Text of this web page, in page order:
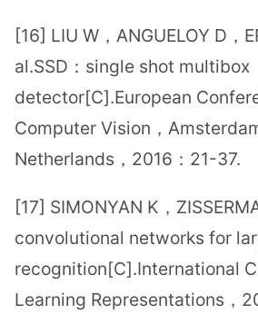
[16] LIU W，ANGUELOY D，
al.SSD：single shot multibox
detector[C].European
Computer Vision，
Netherlands，2016：21-37.
[17] SIMONYAN K，
convolutional networks for
recognition[C].International
Learning Representations，